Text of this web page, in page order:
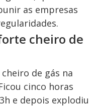
as empresas
cheiro de
de gás na
cinco horas
e depois explodiu